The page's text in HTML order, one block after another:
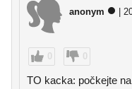
anonym |
0 0
TO kacka: počkejte